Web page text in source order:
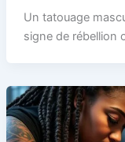
Un tatouage
signe de rébellion